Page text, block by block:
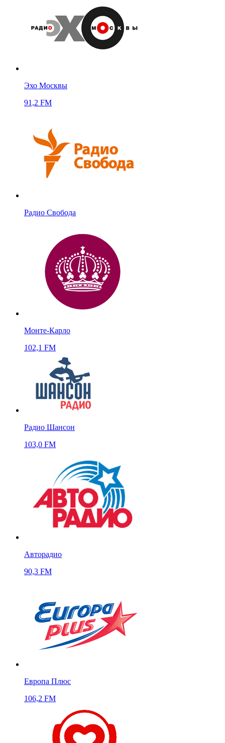
Эхо Москвы
91,2 FM
Радио Свобода
Монте-Карло
102,1 FM
Радио Шансон
103,0 FM
Авторадио
90,3 FM
Европа Плюс
106,2 FM